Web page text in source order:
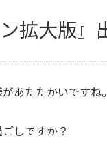
拡大版』
あたたかいですね。
しですか？